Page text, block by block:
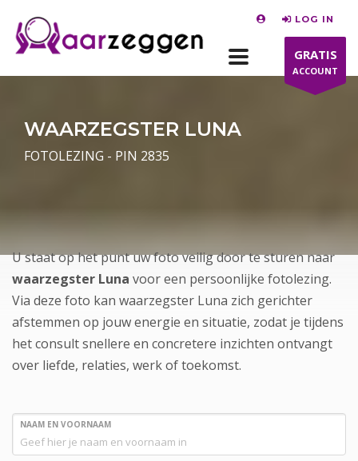
LOG IN
GRATIS
ACCOUNT
WAARZEGSTER LUNA
FOTOLEZING - PIN 2835
U staat op het punt uw foto veilig door te sturen naar
waarzegster Luna voor een persoonlijke fotolezing.
Via deze foto kan waarzegster Luna zich gerichter
afstemmen op jouw energie en situatie, zodat je tijdens
het consult snellere en concretere inzichten ontvangt
over liefde, relaties, werk of toekomst.
NAAM EN VOORNAAM